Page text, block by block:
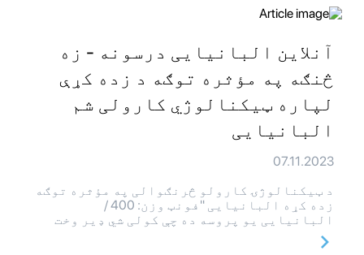
آنلاین البانیایی درسونه - زه
څنګه په مؤثره توګه د زده کړې
لپاره ټیکنالوژي کارولی شم
البانیایی
07.11.2023
د ټیکنالوژۍ کارولو څرنګوالی په مؤثره توګه
زده کړه البانیایی "فونټ وزن: 400 /
البانیایی یو پروسه ده چې کولی شي ډیر وخت